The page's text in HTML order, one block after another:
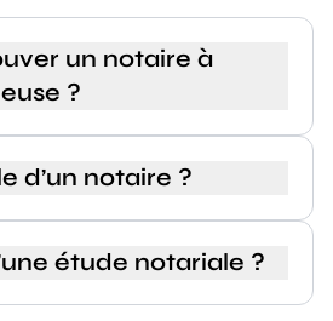
un notaire à
?
d’un notaire ?
étude notariale ?